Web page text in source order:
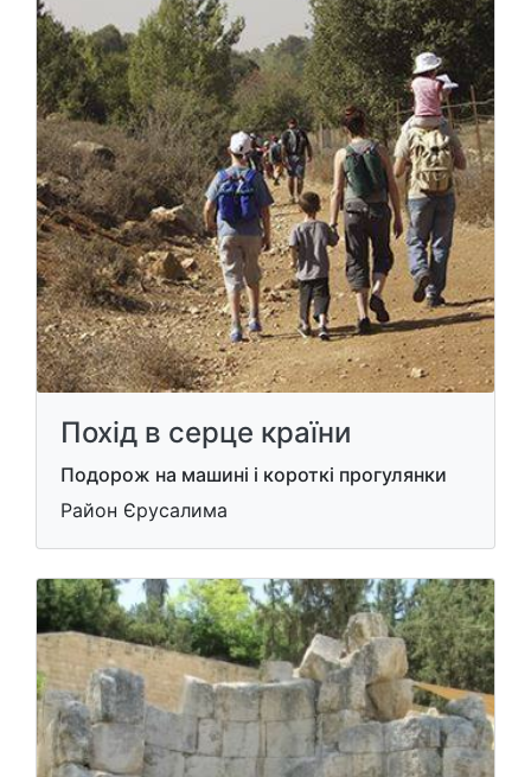
Похід в серце країни
Подорож на машині і короткі прогулянки
Район Єрусалима